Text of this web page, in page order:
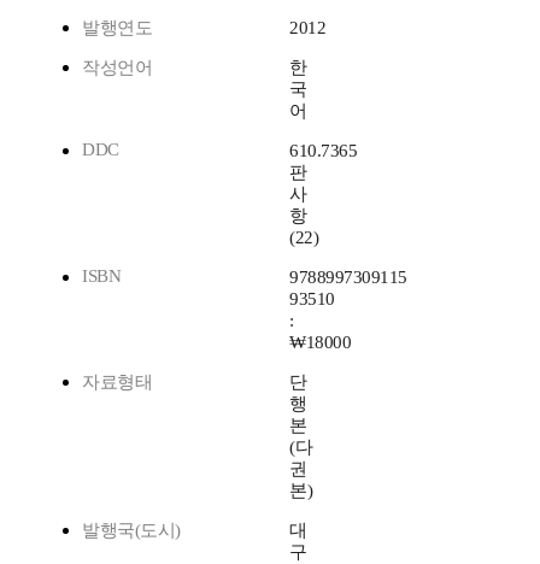
발행연도 2012
작성언어
한
국
어
DDC
610.7365
판
사
항
(22)
ISBN
9788997309115
93510
:
₩18000
자료형태
단
행
본
(다
권
본)
발행국(도시)
대
구